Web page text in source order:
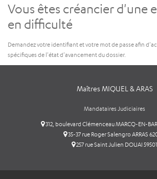
Vous êtes créancier d'une
en difficulté
Demandez votre identifiant et votre mot de passe afin
spécifiques de l'état d'avancement du dossier.
Maîtres MIQUEL & ARAS
Mandataires Judiciaires
312, boulevard Clémenceau MARCQ-EN-
35-37 rue Roger Salengro ARRAS
257 rue Saint Julien DOUAI 59501